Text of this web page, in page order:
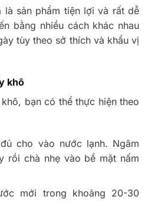
là sản phẩm tiện lợi và rất dễ
bằng nhiều cách khác nhau
tùy theo sở thích và khẩu vị
khô
bạn có thể thực hiện theo
cho vào nước lạnh. Ngâm
rồi chà nhẹ vào bề mặt nấm
mới trong khoảng 20-30